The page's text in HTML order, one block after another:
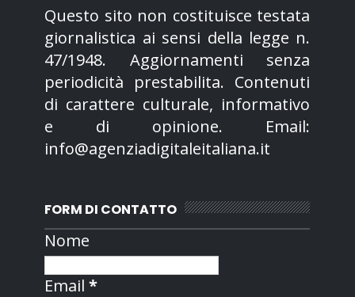
Questo sito non costituisce testata
giornalistica ai sensi della legge n.
47/1948. Aggiornamenti senza
periodicità prestabilita. Contenuti
di carattere culturale, informativo
e di opinione. Email:
info@agenziadigitaleitaliana.it
FORM DI CONTATTO
Nome
Email*